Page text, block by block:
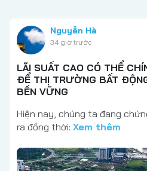
Nguyễn Hà
34 giờ trước
LÃI SUẤT CAO CÓ THỂ
ĐỂ THỊ TRƯỜNG BẤT
BỀN VỮNG
Hiện nay, chúng ta đang
ra đồng thời: Xem thêm